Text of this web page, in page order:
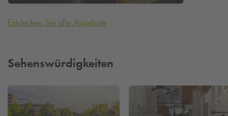
Entdecken Sie alle Angebote
Sehenswürdigkeiten